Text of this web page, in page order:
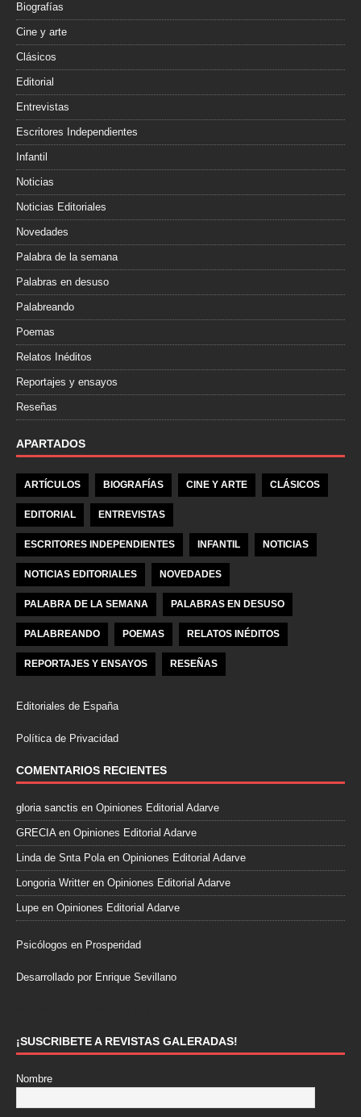
Biografías
Cine y arte
Clásicos
Editorial
Entrevistas
Escritores Independientes
Infantil
Noticias
Noticias Editoriales
Novedades
Palabra de la semana
Palabras en desuso
Palabreando
Poemas
Relatos Inéditos
Reportajes y ensayos
Reseñas
APARTADOS
ARTÍCULOS BIOGRAFÍAS CINE Y ARTE CLÁSICOS
EDITORIAL ENTREVISTAS
ESCRITORES INDEPENDIENTES INFANTIL NOTICIAS
NOTICIAS EDITORIALES NOVEDADES
PALABRA DE LA SEMANA PALABRAS EN DESUSO
PALABREANDO POEMAS RELATOS INÉDITOS
REPORTAJES Y ENSAYOS RESEÑAS
Editoriales de España
Política de Privacidad
COMENTARIOS RECIENTES
gloria sanctis en Opiniones Editorial Adarve
GRECIAen Opiniones Editorial Adarve
Linda de Snta Polaen Opiniones Editorial Adarve
Longoria Writter en Opiniones Editorial Adarve
Lupe en Opiniones Editorial Adarve
Psicólogos en Prosperidad
Desarrollado por Enrique Sevillano
¡SUSCRIBETE A REVISTAS GALERADAS!
Nombre